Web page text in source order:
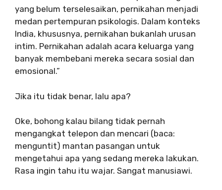
yang belum terselesaikan, pernikahan menjadi
medan pertempuran psikologis. Dalam konteks
India, khususnya, pernikahan bukanlah urusan
intim. Pernikahan adalah acara keluarga yang
banyak membebani mereka secara sosial dan
emosional.”
Jika itu tidak benar, lalu apa?
Oke, bohong kalau bilang tidak pernah
mengangkat telepon dan mencari (baca:
menguntit) mantan pasangan untuk
mengetahui apa yang sedang mereka lakukan.
Rasa ingin tahu itu wajar. Sangat manusiawi.